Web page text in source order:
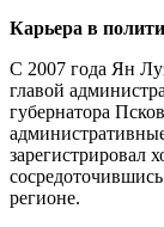
Карьера в
С 2007 года Ян
главой
губернатора
зарегистрировал
регионе.